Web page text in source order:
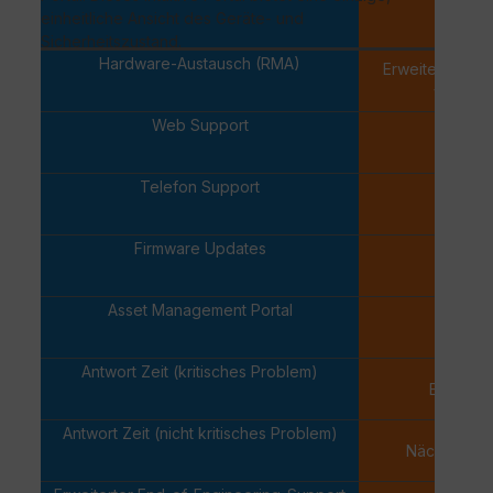
einheitliche Ansicht des Geräte- und
Sicherheitszustand.
Hardware-Austausch (RMA)
Erweiterter
Web Support
Telefon Support
Firmware Updates
Asset Management Portal
Antwort Zeit (kritisches Problem)
Eine
Antwort Zeit (nicht kritisches Problem)
Nächsten